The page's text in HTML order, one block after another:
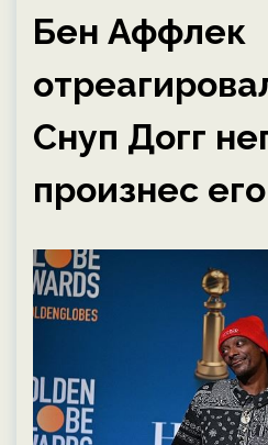
Бен Аффлек
Снуп Догг
произнес